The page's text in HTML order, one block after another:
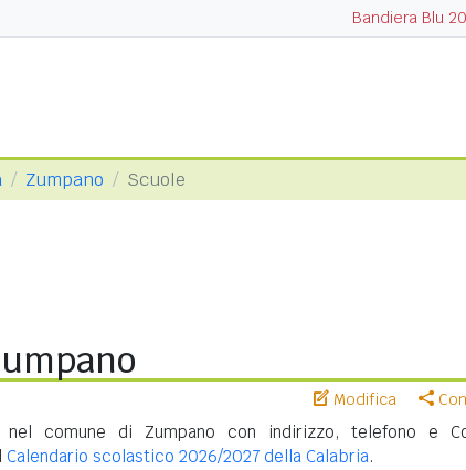
Bandiera Blu
Zumpano Scuole
Modifica
comune di Zumpano con indirizzo, telefono e
Calendario scolastico 2026/2027 della Calabria.